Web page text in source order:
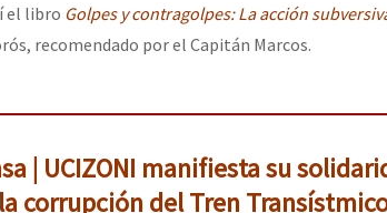
el libro Golpes y contragolpes: La acción
recomendado por el Capitán Marcos.
| UCIZONI manifiesta su
corrupción del Tren